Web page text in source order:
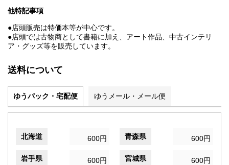
他特記事項
●店頭販売は特価本等が中心です。
●店頭では古物商として書籍に加え、アート作品、中古インテリ
ア・グッズ等を販売しています。
送料について
ゆうパック・宅配便 ゆうメール・メール便
北海道 600円 青森県 600円
岩手県 600円 宮城県 600円